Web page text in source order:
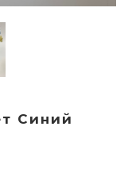
Синий